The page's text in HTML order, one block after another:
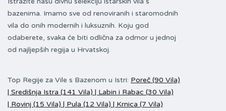
bazenima. Imamo sve od renoviranih i staromodnih
vila do onih modernih i luksuznih. Koju god
odaberete, svaka će biti odlična za odmor u jednoj
od najljepših regija u Hrvatskoj.
Top Regije za Vile s Bazenom u Istri: Poreč (90 Vila)
| Središnja Istra (141 Vila) | Labin i Rabac (30 Vila)
| Rovinj (15 Vila) | Pula (12 Vila) | Krnica (7 Vila)